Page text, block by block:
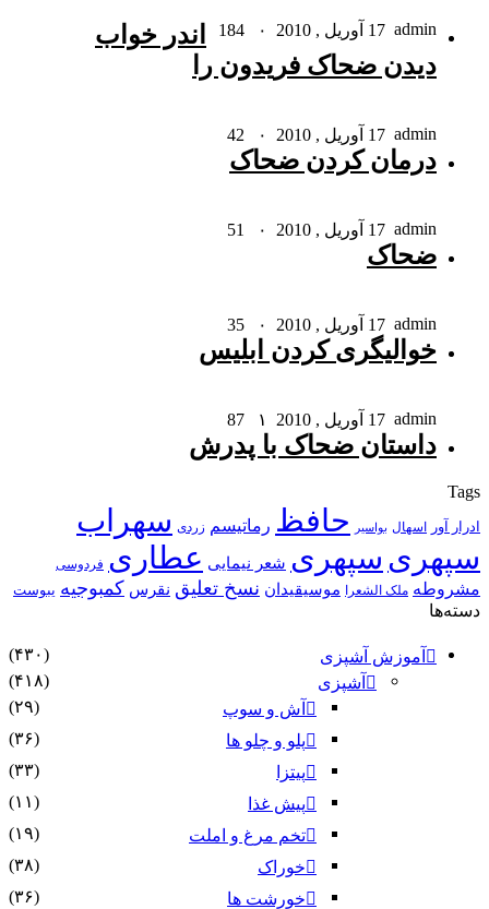
admin 17 آوریل , 2010 ۰
اندر خواب
دیدن ضحاک فریدون را
admin 17 آوریل , 2010 ۰
درمان کردن ضحاک
admin 17 آوریل , 2010 ۰
ضحاک
admin 17 آوریل , 2010 ۰
خوالیگرى کردن ابلیس
admin 17 آوریل , 2010 ۱
داستان ضحاک با پدرش
Tags
ادرار آور اسهال بواسیر حافظ رماتیسم زردی سهراب
سپهری سپهری شعر نیمایی عطاری فردوسی
مشروطه ملک الشعرا موسیقیدان نسخ تعلیق نقرس کمبوجیه یبوست
دسته‌ها
آموزش آشپزی
(۴۳۰)
آشپزی
(۴۱۸)
آش و سوپ
(۲۹)
پلو و چلو ها
(۳۶)
پیتزا
(۳۳)
پیش غذا
(۱۱)
تخم مرغ و املت
(۱۹)
خوراک
(۳۸)
خورشت ها
(۳۶)